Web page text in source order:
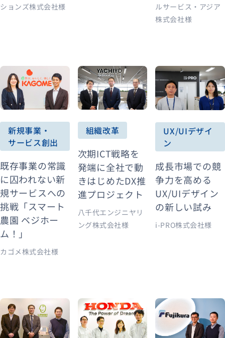
ションズ株式会社様
ルサービス・アジア
株式会社様
新規事業・
サービス創出
既存事業の常識
に囚われない新
規サービスへの
挑戦「スマート
農園 ベジホー
ム！」
カゴメ株式会社様
組織改革
次期ICT戦略を
発端に全社で動
きはじめたDX推
進プロジェクト
八千代エンジニヤリ
ング株式会社様
UX/UIデザイ
ン
成長市場での競
争力を高める
UX/UIデザイン
の新しい試み
i-PRO株式会社様